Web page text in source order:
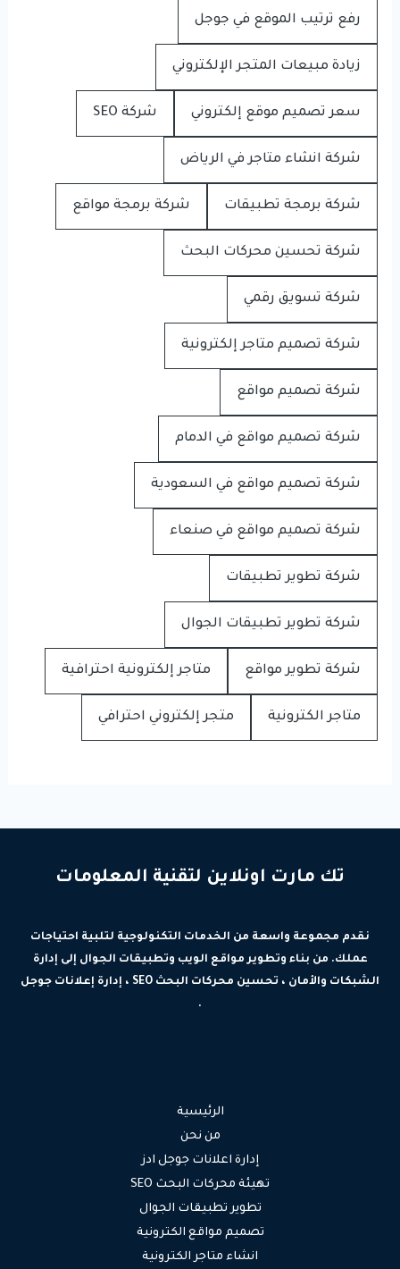
رفع ترتيب الموقع في جوجل
زيادة مبيعات المتجر الإلكتروني
سعر تصميم موقع إلكتروني شركة SEO
شركة انشاء متاجر في الرياض
شركة برمجة تطبيقات شركة برمجة مواقع
شركة تحسين محركات البحث
شركة تسويق رقمي
شركة تصميم متاجر إلكترونية
شركة تصميم مواقع
شركة تصميم مواقع في الدمام
شركة تصميم مواقع في السعودية
شركة تصميم مواقع في صنعاء
شركة تطوير تطبيقات
شركة تطوير تطبيقات الجوال
شركة تطوير مواقع متاجر إلكترونية احترافية
متاجر الكترونية متجر إلكتروني احترافي
تك مارت اونلاين لتقنية المعلومات
نقدم مجموعة واسعة من الخدمات التكنولوجية لتلبية احتياجات
عملك. من بناء وتطوير مواقع الويب وتطبيقات الجوال إلى إدارة
الشبكات والأمان ، تحسين محركات البحث SEO ، إدارة إعلانات جوجل
.
الرئيسية
من نحن
إدارة اعلانات جوجل ادز
تهيئة محركات البحث SEO
تطوير تطبيقات الجوال
تصميم مواقع الكترونية
انشاء متاجر الكترونية